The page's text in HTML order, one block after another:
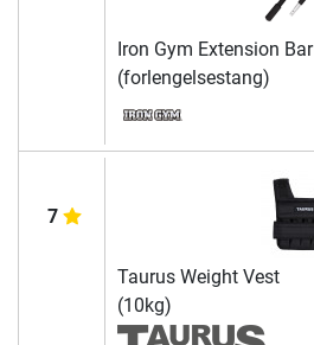
Iron Gym Extension Bar
(forlengelsestang)
7
Taurus Weight Vest
(10kg)